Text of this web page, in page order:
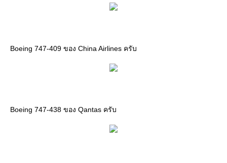
Boeing 747-409 ของ China Airlines ครับ
Boeing 747-438 ของ Qantas ครับ